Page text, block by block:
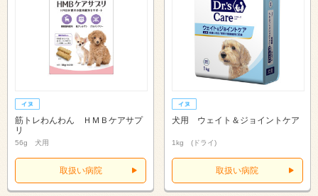
筋トレわんわん ＨＭＢケアサプ
リ
56g 犬用
取扱い病院
犬用 ウェイト＆ジョイントケア
1kg (ドライ)
取扱い病院